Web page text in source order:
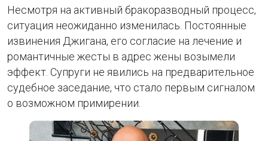
Несмотря на активный бракоразводный процесс,
ситуация неожиданно изменилась. Постоянные
извинения Джигана, его согласие на лечение и
романтичные жесты в адрес жены возымели
эффект. Супруги не явились на предварительное
судебное заседание, что стало первым сигналом
о возможном примирении.